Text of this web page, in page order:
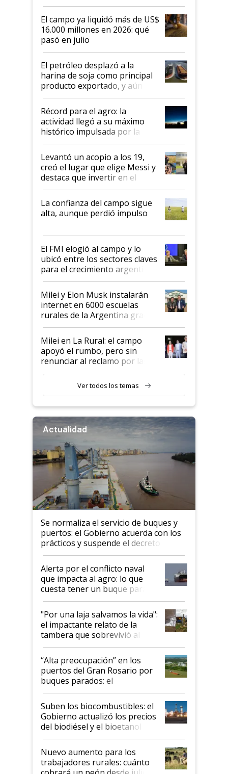
El campo ya liquidó más de US$
16.000 millones en 2026: qué
pasó en julio
El petróleo desplazó a la
harina de soja como principal
producto exportado, y aún así
el agro aportó casi seis de cada
diez dólares y sostuvo el
liderazgo en un semestre
récord
Récord para el agro: la
actividad llegó a su máximo
histórico impulsada por la
cosecha y las exportaciones
Levantó un acopio a los 19,
creó el lugar que elige Messi y
destaca que invertir en el
kirchnerismo era como "darle
plata a un hijo para droga":
Juan Félix Rossetti, el libertario
que de una dura crisis salió
de Milei
La confianza del campo sigue
alta, aunque perdió impulso
El FMI elogió al campo y lo
ubicó entre los sectores claves
para el crecimiento argentino
Milei y Elon Musk instalarán
internet en 6000 escuelas
rurales de la Argentina gracias
a un acuerdo con Starlink
Milei en La Rural: el campo
apoyó el rumbo, pero sin
renunciar al reclamo por las
Ver todos los temas
Actualidad
Se normaliza el servicio de buques y
puertos: el Gobierno acuerda con los
prácticos y suspende el decreto de
desregulación
Alerta por el conflicto naval
que impacta al agro: lo que
cuesta tener un buque parado
y el peligro de que Argentina
pase a ser "país sucio"
"Por una laja salvamos la vida":
el impactante relato de la
tambera que sobrevivió al
tornado
“Alta preocupación” en los
puertos del Gran Rosario por
buques parados: el
funcionamiento de las
exportadoras en tensión tras
la medida de fuerza de los
prácticos
Suben los biocombustibles: el
Gobierno actualizó los precios
del biodiésel y el bioetanol
Nuevo aumento para los
trabajadores rurales: cuánto